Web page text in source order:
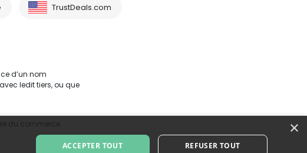
TrustDeals.com
d’un nom
ledit tiers, ou que
×
ACCEPTER TOUT REFUSER TOUT